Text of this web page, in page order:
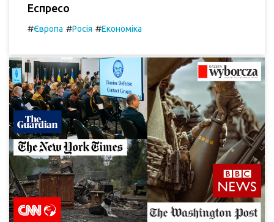
Еспресо
#Європа #Росія #Економіка